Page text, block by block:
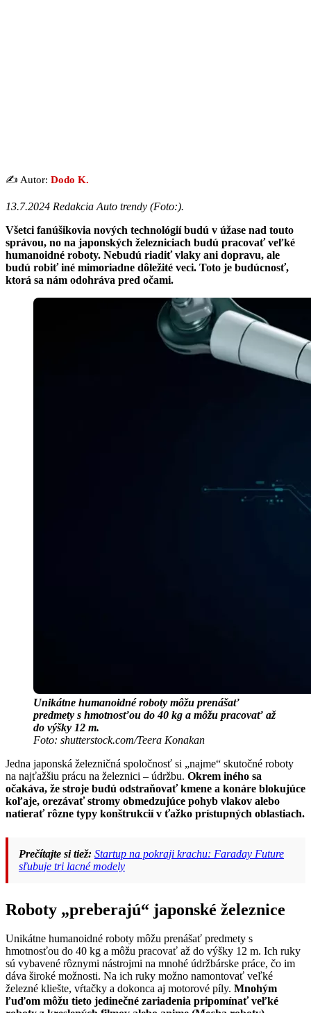
✍️ Autor: Dodo K.
13.7.2024 Redakcia Auto trendy (Foto:).
Všetci fanúšikovia nových technológií budú v úžase nad touto
správou, no na japonských železniciach budú pracovať veľké
humanoidné roboty. Nebudú riadiť vlaky ani dopravu, ale
budú robiť iné mimoriadne dôležité veci. Toto je budúcnosť,
ktorá sa nám odohráva pred očami.
Unikátne humanoidné roboty môžu prenášať
predmety s hmotnosťou do 40 kg a môžu pracovať až
do výšky 12 m.
Foto: shutterstock.com/Teera Konakan
Jedna japonská železničná spoločnosť si „najme“ skutočné roboty
na najťažšiu prácu na železnici – údržbu. Okrem iného sa
očakáva, že stroje budú odstraňovať kmene a konáre blokujúce
koľaje, orezávať stromy obmedzujúce pohyb vlakov alebo
natierať rôzne typy konštrukcií v ťažko prístupných oblastiach.
Prečítajte si tiež: Startup na pokraji krachu: Faraday Future
sľubuje tri lacné modely
Roboty „preberajú“ japonské železnice
Unikátne humanoidné roboty môžu prenášať predmety s
hmotnosťou do 40 kg a môžu pracovať až do výšky 12 m. Ich ruky
sú vybavené rôznymi nástrojmi na mnohé údržbárske práce, čo im
dáva široké možnosti. Na ich ruky možno namontovať veľké
železné kliešte, vŕtačky a dokonca aj motorové píly. Mnohým
ľuďom môžu tieto jedinečné zariadenia pripomínať veľké